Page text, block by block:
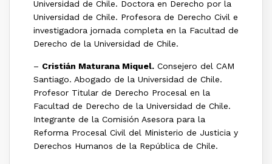
Universidad de Chile. Doctora en Derecho por la
Universidad de Chile. Profesora de Derecho Civil e
investigadora jornada completa en la Facultad de
Derecho de la Universidad de Chile.
– Cristián Maturana Miquel.Consejero del CAM
Santiago. Abogado de la Universidad de Chile.
Profesor Titular de Derecho Procesal en la
Facultad de Derecho de la Universidad de Chile.
Integrante de la Comisión Asesora para la
Reforma Procesal Civil del Ministerio de Justicia y
Derechos Humanos de la República de Chile.